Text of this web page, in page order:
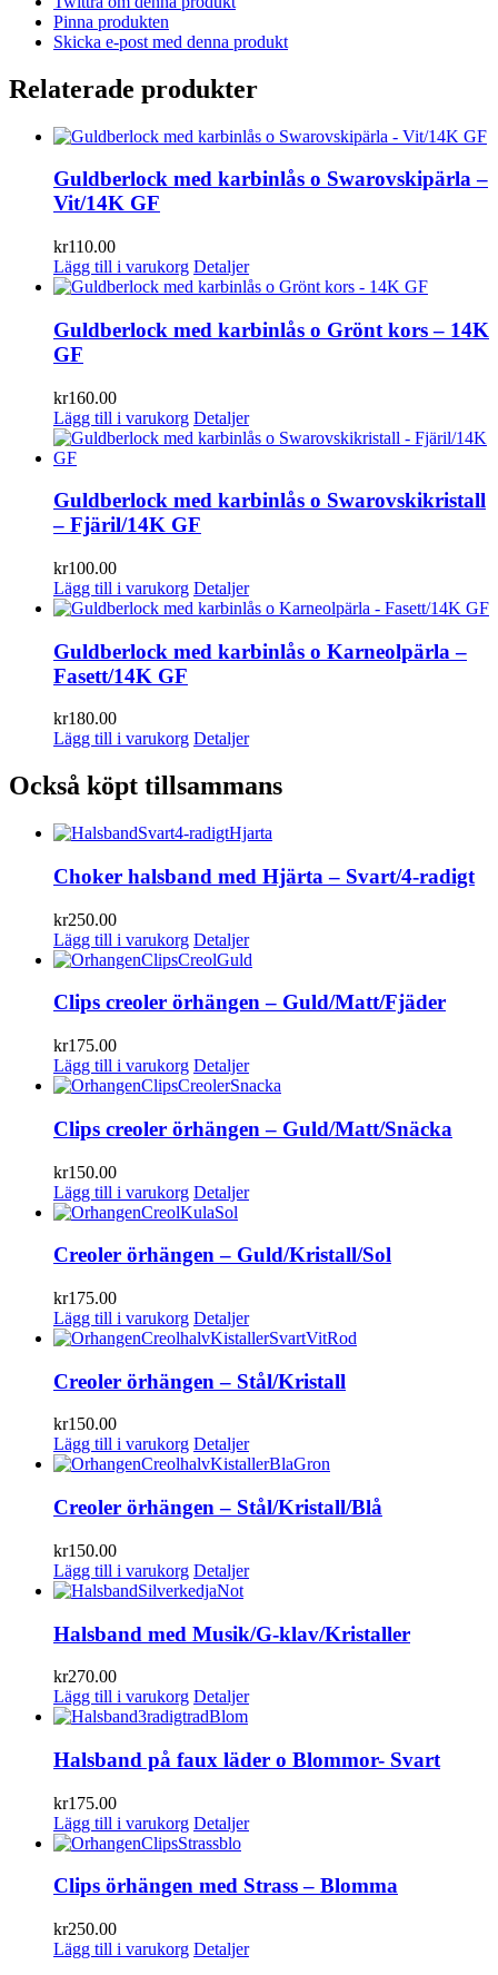
Pinna produkten
Skicka e-post med denna produkt
Relaterade produkter
Guldberlock med karbinlås o Swarovskipärla –
Vit/14K GF
kr110.00
Lägg till i varukorg Detaljer
Guldberlock med karbinlås o Grönt kors – 14K
GF
kr160.00
Lägg till i varukorg Detaljer
Guldberlock med karbinlås o Swarovskikristall
– Fjäril/14K GF
kr100.00
Lägg till i varukorg Detaljer
Guldberlock med karbinlås o Karneolpärla –
Fasett/14K GF
kr180.00
Lägg till i varukorg Detaljer
Också köpt tillsammans
Choker halsband med Hjärta – Svart/4-radigt
kr250.00
Lägg till i varukorg Detaljer
Clips creoler örhängen – Guld/Matt/Fjäder
kr175.00
Lägg till i varukorg Detaljer
Clips creoler örhängen – Guld/Matt/Snäcka
kr150.00
Lägg till i varukorg Detaljer
Creoler örhängen – Guld/Kristall/Sol
kr175.00
Lägg till i varukorg Detaljer
Creoler örhängen – Stål/Kristall
kr150.00
Lägg till i varukorg Detaljer
Creoler örhängen – Stål/Kristall/Blå
kr150.00
Lägg till i varukorg Detaljer
Halsband med Musik/G-klav/Kristaller
kr270.00
Lägg till i varukorg Detaljer
Halsband på faux läder o Blommor- Svart
kr175.00
Lägg till i varukorg Detaljer
Clips örhängen med Strass – Blomma
kr250.00
Lägg till i varukorg Detaljer